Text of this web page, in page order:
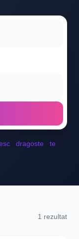
dragoste
te
1 rezultat